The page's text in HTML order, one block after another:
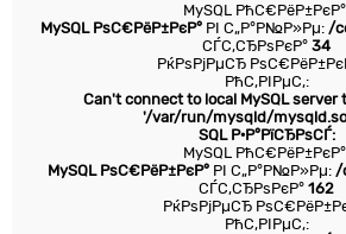
MySQL
MySQL РѕС€РёР±РєР° РІ С„Р°Р№Р»Рµ: /
СЃС‚СЂРѕРєР° 34
РќРѕРјРµСЂ
РћС‚РІРµС‚:
Can't connect to local MySQL
'/var/run/mysqld/
SQL Р·Р°РїСЂРѕСЃ:
MySQL
MySQL РѕС€РёР±РєР°РІ С„Р°Р№Р»Рµ: /
СЃС‚СЂРѕРєР° 162
РќРѕРјРµСЂ
РћС‚РІРµС‚: